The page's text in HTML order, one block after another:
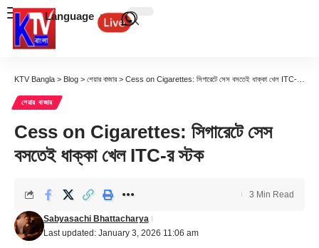
Language
KTV Bangla > Blog > শেয়ার বাজার> Cess on Cigarettes: সিগারেটে সেস বসতেই ধাক্কা খেল ITC-র স্টক
শেয়ার বাজার
Cess on Cigarettes: সিগারেটে সেস
বসতেই ধাক্কা খেল ITC-র স্টক
Last updated: January 3, 2026 11:06 am
Sabyasachi Bhattacharya
3 Min Read